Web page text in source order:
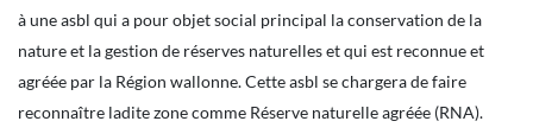
à une asbl qui a pour objet social principal la conservation de la
nature et la gestion de réserves naturelles et qui est reconnue et
agréée par la Région wallonne. Cette asbl se chargera de faire
reconnaître ladite zone comme Réserve naturelle agréée (RNA).